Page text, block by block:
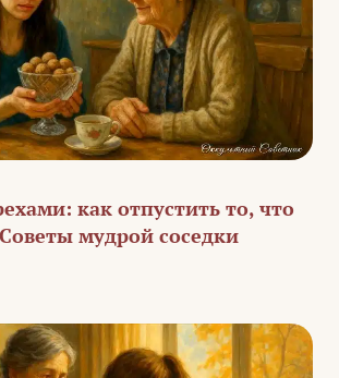
как отпустить то, что
мудрой соседки